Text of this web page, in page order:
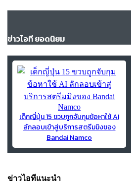
ข่าวไอที ยอดนิยม
เด็กญี่ปุ่น 15 ขวบถูกจับกุมข้อหาใช้ AI
ลักลอบเข้าสู่บริการสตรีมมิงของ
Bandai Namco
ข่าวไอทีแนะนำ